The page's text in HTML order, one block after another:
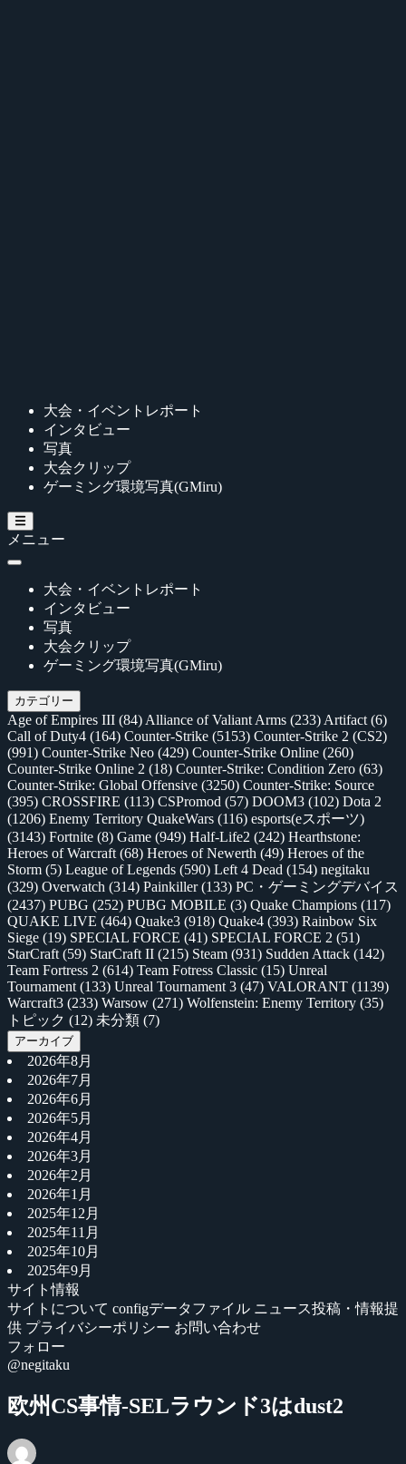
大会・イベントレポート
インタビュー
写真
大会クリップ
ゲーミング環境写真(GMiru)
メニュー
大会・イベントレポート
インタビュー
写真
大会クリップ
ゲーミング環境写真(GMiru)
カテゴリー
Age of Empires III (84) Alliance of Valiant Arms (233) Artifact (6)
Call of Duty4 (164) Counter-Strike (5153) Counter-Strike 2 (CS2)
(991) Counter-Strike Neo (429) Counter-Strike Online (260)
Counter-Strike Online 2 (18) Counter-Strike: Condition Zero (63)
Counter-Strike: Global Offensive (3250) Counter-Strike: Source
(395) CROSSFIRE (113) CSPromod (57) DOOM3 (102) Dota 2
(1206) Enemy Territory QuakeWars (116) esports(eスポーツ)
(3143) Fortnite (8) Game (949) Half-Life2 (242) Hearthstone:
Heroes of Warcraft (68) Heroes of Newerth (49) Heroes of the
Storm (5) League of Legends (590) Left 4 Dead (154) negitaku
(329) Overwatch (314) Painkiller(133) PC・ゲーミングデバイス
(2437) PUBG (252) PUBG MOBILE (3) Quake Champions (117)
QUAKE LIVE (464) Quake3 (918) Quake4 (393) Rainbow Six
Siege (19) SPECIAL FORCE (41) SPECIAL FORCE 2 (51)
StarCraft (59) StarCraft II (215) Steam (931) Sudden Attack (142)
Team Fortress 2 (614) Team Fotress Classic (15) Unreal
Tournament (133) Unreal Tournament 3 (47) VALORANT (1139)
Warcraft3 (233) Warsow (271) Wolfenstein: Enemy Territory (35)
トピック (12) 未分類 (7)
アーカイブ
2026年8月
2026年7月
2026年6月
2026年5月
2026年4月
2026年3月
2026年2月
2026年1月
2025年12月
2025年11月
2025年10月
2025年9月
サイト情報
サイトについて configデータファイル ニュース投稿・情報提
供 プライバシーポリシー お問い合わせ
フォロー
@negitaku
欧州CS事情-SELラウンド3はdust2